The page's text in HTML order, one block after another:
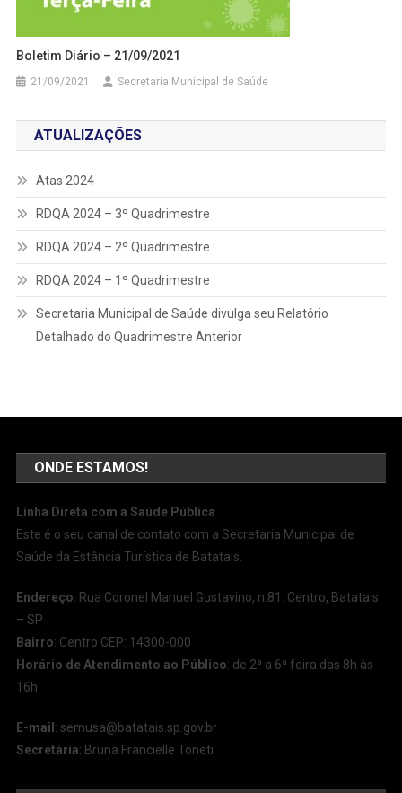
Boletim Diário – 21/09/2021
21/09/2021 Secretaria Municipal de Saúde
ATUALIZAÇÕES
Atas 2024
RDQA 2024 – 3º Quadrimestre
RDQA 2024 – 2º Quadrimestre
RDQA 2024 – 1º Quadrimestre
Secretaria Municipal de Saúde divulga seu Relatório
Detalhado do Quadrimestre Anterior
ONDE ESTAMOS!
Linha Direta com a Saúde Pública
Este é o seu canal de contato com a Secretaria Municipal de
Saúde da Estância Turística de Batatais.
Endereço: Rua Coronel Manuel Gustavino, n.81. Centro, Batatais
– SP
Bairro: Centro CEP: 14300-000
Horário de Atendimento ao Público: de 2ª a 6ª feira das 8h às
16h
E-mail :semusa@batatais.sp.gov.br
Secretária: Bruna Francielle Toneti